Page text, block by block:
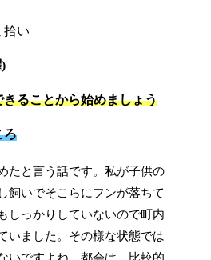
拾い
ることから始めましょう
ろ
たと言う話です。私が子供の
飼いでそこらにフンが落ちて
しっかりしていないので町内
いました。その様な状態では